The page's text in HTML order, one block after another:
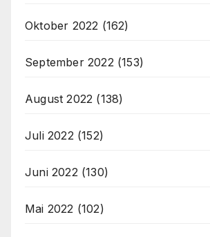
Oktober 2022 (162)
September 2022 (153)
August 2022 (138)
Juli 2022 (152)
Juni 2022 (130)
Mai 2022 (102)